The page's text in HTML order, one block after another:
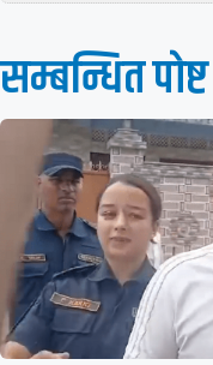
सम्बन्धित पाेष्ट